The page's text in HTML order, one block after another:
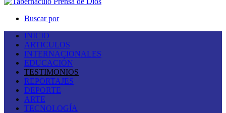
Buscar por
INICIO
ARTICULOS
INTERNACIONALES
EDUCACIÓN
TESTIMONIOS
REPORTAJES
DEPORTE
ARTE
TECNOLOGÍA